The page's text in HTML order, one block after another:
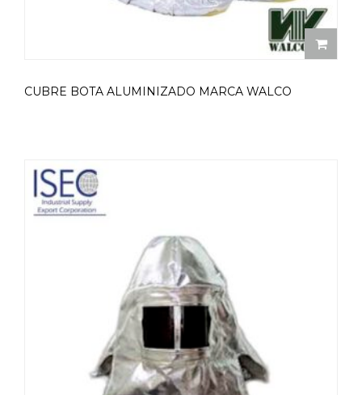
CUBRE BOTA ALUMINIZADO MARCA WALCO